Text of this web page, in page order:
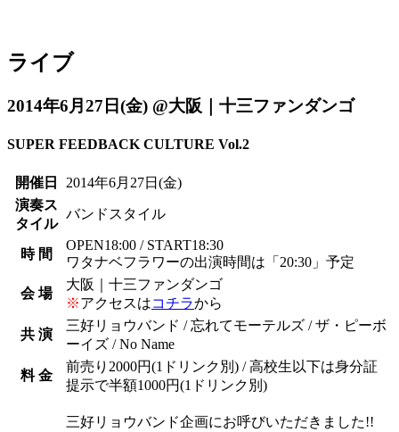
ライブ
2014年6月27日(金) @大阪｜十三ファンダンゴ
SUPER FEEDBACK CULTURE Vol.2
開催日 2014年6月27日 (金)
演奏ス
タイル
バンドスタイル
時 間
OPEN18:00 / START18:30
ワタナベフラワーの出演時間は「20:30」予定
会 場
大阪｜十三ファンダンゴ
※アクセスはコチラから
共 演
三好リョウバンド / 忘れてモーテルズ / ザ・ピーボ
ーイズ / No Name
料 金
前売り2000円(1ドリンク別) / 高校生以下は身分証
提示で半額1000円(1ドリンク別)
三好リョウバンド企画にお呼びいただきました!!